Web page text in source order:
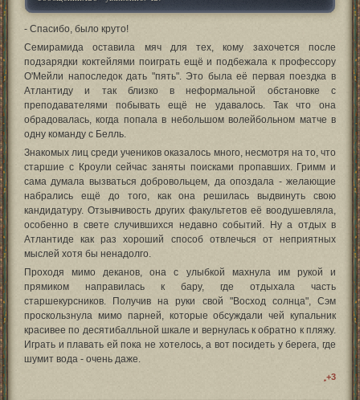
- Спасибо, было круто!
Семирамида оставила мяч для тех, кому захочется после
подзарядки коктейлями поиграть ещё и подбежала к профессору
О'Мейли напоследок дать "пять". Это была её первая поездка в
Атлантиду и так близко в неформальной обстановке с
преподавателями побывать ещё не удавалось. Так что она
обрадовалась, когда попала в небольшом волейбольном матче в
одну команду с Белль.
Знакомых лиц среди учеников оказалось много, несмотря на то, что
старшие с Кроули сейчас заняты поисками пропавших. Гримм и
сама думала вызваться добровольцем, да опоздала - желающие
набрались ещё до того, как она решилась выдвинуть свою
кандидатуру. Отзывчивость других факультетов её воодушевляла,
особенно в свете случившихся недавно событий. Ну а отдых в
Атлантиде как раз хороший способ отвлечься от неприятных
мыслей хотя бы ненадолго.
Проходя мимо деканов, она с улыбкой махнула им рукой и
прямиком направилась к бару, где отдыхала часть
старшекурсников. Получив на руки свой "Восход солнца", Сэм
проскользнула мимо парней, которые обсуждали чей купальник
красивее по десятибалльной шкале и вернулась к обратно к пляжу.
Играть и плавать ей пока не хотелось, а вот посидеть у берега, где
шумит вода - очень даже.
+3